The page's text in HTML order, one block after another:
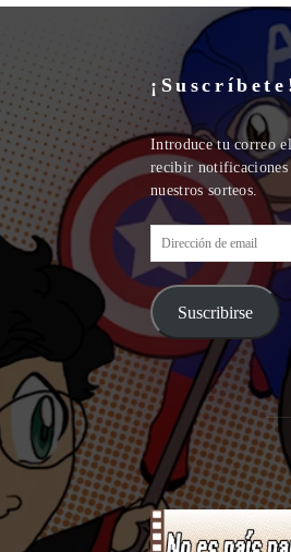
Introduce tu correo
recibir notificaciones
nuestros sorteos.
Dirección
de
email
Suscribirse